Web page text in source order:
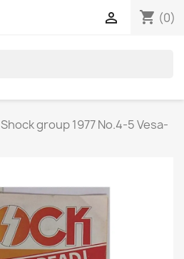
shopping_cart (0)

Shock group 1977 No.4-5 Vesa-